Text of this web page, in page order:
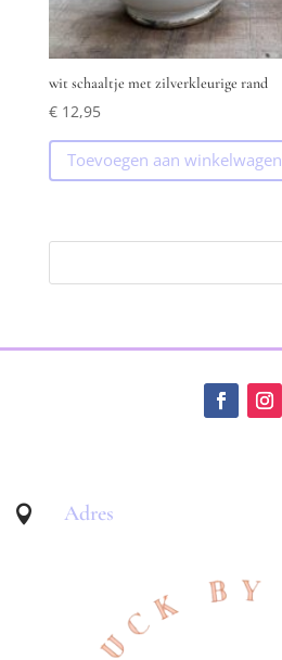
wit schaaltje met zilverkleurige rand
€12,95
Toevoegen aan winkelwagen
 Adres